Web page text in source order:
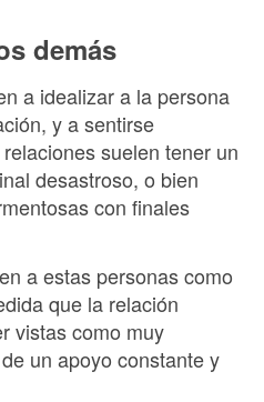
demás
a idealizar a la persona
y a sentirse
suelen tener un
desastroso, o bien
con finales
a estas personas como
que la relación
vistas como muy
un apoyo constante y